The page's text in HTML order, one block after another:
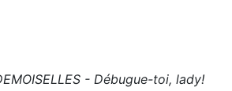
- Débugue-toi, lady!